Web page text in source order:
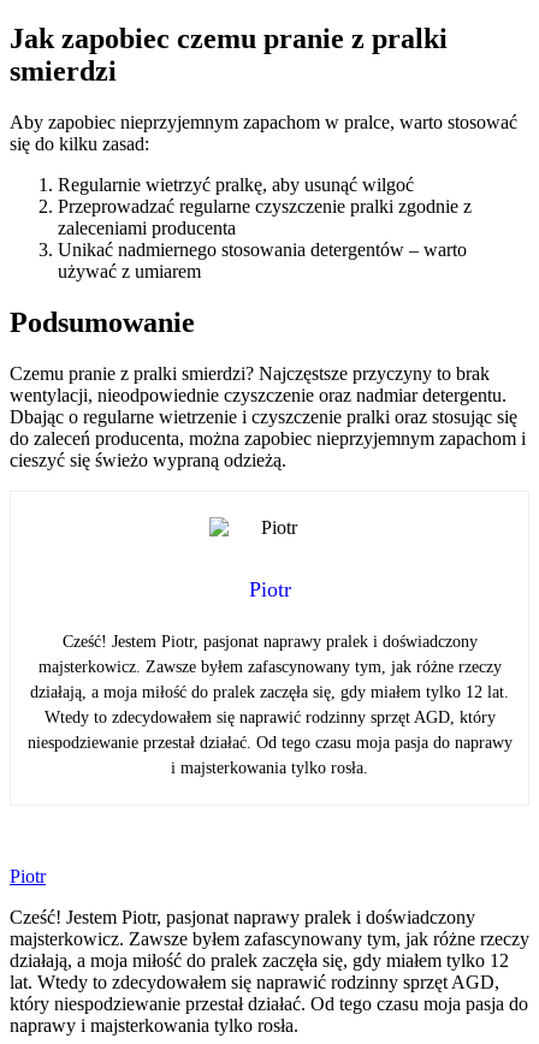
Jak zapobiec czemu pranie z pralki
smierdzi
Aby zapobiec nieprzyjemnym zapachom w pralce, warto stosować
się do kilku zasad:
Regularnie wietrzyć pralkę, aby usunąć wilgoć
Przeprowadzać regularne czyszczenie pralki zgodnie z
zaleceniami producenta
Unikać nadmiernego stosowania detergentów – warto
używać z umiarem
Podsumowanie
Czemu pranie z pralki smierdzi? Najczęstsze przyczyny to brak
wentylacji, nieodpowiednie czyszczenie oraz nadmiar detergentu.
Dbając o regularne wietrzenie i czyszczenie pralki oraz stosując się
do zaleceń producenta, można zapobiec nieprzyjemnym zapachom i
cieszyć się świeżo wypraną odzieżą.
Piotr
Cześć! Jestem Piotr, pasjonat naprawy pralek i doświadczony
majsterkowicz. Zawsze byłem zafascynowany tym, jak różne rzeczy
działają, a moja miłość do pralek zaczęła się, gdy miałem tylko 12 lat.
Wtedy to zdecydowałem się naprawić rodzinny sprzęt AGD, który
niespodziewanie przestał działać. Od tego czasu moja pasja do naprawy
i majsterkowania tylko rosła.
Piotr
Cześć! Jestem Piotr, pasjonat naprawy pralek i doświadczony
majsterkowicz. Zawsze byłem zafascynowany tym, jak różne rzeczy
działają, a moja miłość do pralek zaczęła się, gdy miałem tylko 12
lat. Wtedy to zdecydowałem się naprawić rodzinny sprzęt AGD,
który niespodziewanie przestał działać. Od tego czasu moja pasja do
naprawy i majsterkowania tylko rosła.